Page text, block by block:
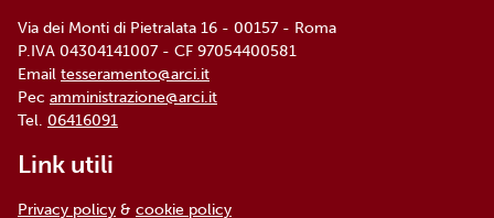
Via dei Monti di Pietralata 16 - 00157 - Roma
P.IVA 04304141007 - CF 97054400581
Email tesseramento@arci.it
Pec amministrazione@arci.it
Tel. 06416091
Link utili
Privacy policy & cookie policy